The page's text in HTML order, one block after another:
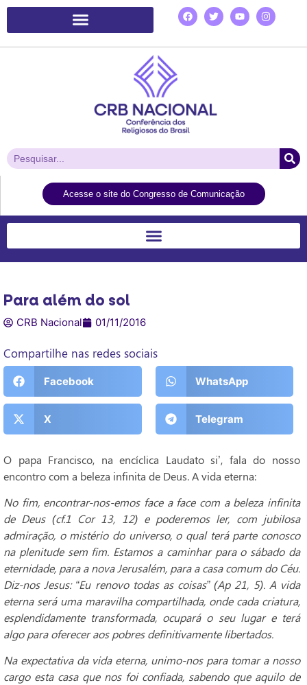
Acesse o site do Congresso de Comunicação
Para além do sol
CRB Nacional 01/11/2016
Compartilhe nas redes sociais
Facebook WhatsApp
X Telegram
O papa Francisco, na encíclica Laudato si’, fala do nosso
encontro com a beleza infinita de Deus. A vida eterna:
No fim, encontrar-nos-emos face a face com a beleza infinita
de Deus (cf.1 Cor 13, 12) e poderemos ler, com jubilosa
admiração, o mistério do universo, o qual terá parte conosco
na plenitude sem fim. Estamos a caminhar para o sábado da
eternidade, para a nova Jerusalém, para a casa comum do Céu.
Diz-nos Jesus: “Eu renovo todas as coisas” (Ap 21, 5). A vida
eterna será uma maravilha compartilhada, onde cada criatura,
esplendidamente transformada, ocupará o seu lugar e terá
algo para oferecer aos pobres definitivamente libertados.
Na expectativa da vida eterna, unimo-nos para tomar a nosso
cargo esta casa que nos foi confiada, sabendo que aquilo de